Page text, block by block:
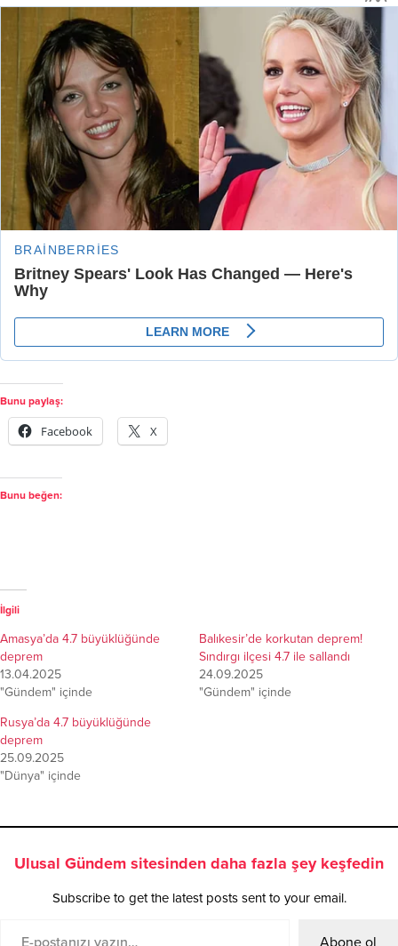
Bunu paylaş:
Facebook X
Bunu beğen:
İlgili
Amasya’da 4.7 büyüklüğünde
deprem
13.04.2025
"Gündem" içinde
Balıkesir’de korkutan deprem!
Sındırgı ilçesi 4.7 ile sallandı
24.09.2025
"Gündem" içinde
Rusya’da 4.7 büyüklüğünde
deprem
25.09.2025
"Dünya" içinde
Ulusal Gündem sitesinden daha fazla şey keşfedin
Subscribe to get the latest posts sent to your email.
Abone ol